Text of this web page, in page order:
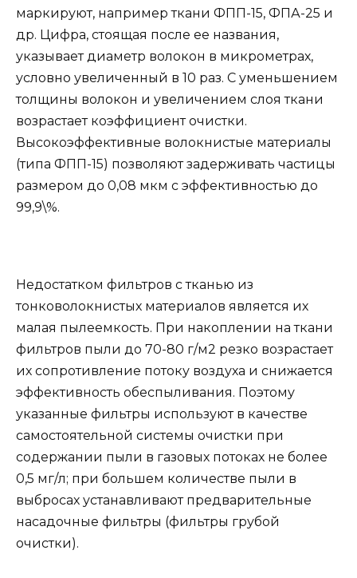
маркируют, например ткани ФПП-15, ФПА-25 и
др. Цифра, стоящая после ее названия,
указывает диаметр волокон в микрометрах,
условно увеличенный в 10 раз. С уменьшением
толщины волокон и увеличением слоя ткани
возрастает коэффициент очистки.
Высокоэффективные волокнистые материалы
(типа ФПП-15) позволяют задерживать частицы
размером до 0,08 мкм с эффективностью до
99,9\%.
Недостатком фильтров с тканью из
тонковолокнистых материалов является их
малая пылеемкость. При накоплении на ткани
фильтров пыли до 70-80 г/м2 резко возрастает
их сопротивление потоку воздуха и снижается
эффективность обеспыливания. Поэтому
указанные фильтры используют в качестве
самостоятельной системы очистки при
содержании пыли в газовых потоках не более
0,5 мг/л; при большем количестве пыли в
выбросах устанавливают предварительные
насадочные фильтры (фильтры грубой
очистки).